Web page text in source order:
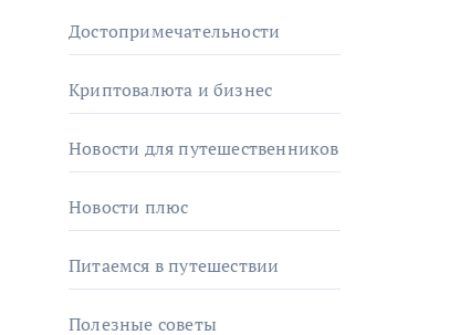
Достопримечательности
Криптовалюта и бизнес
Новости для путешественников
Новости плюс
Питаемся в путешествии
Полезные советы